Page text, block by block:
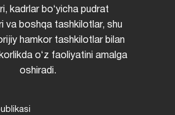
kadrlar boʻyicha pudrat
va boshqa tashkilotlar, shu
hamkor tashkilotlar bilan
oʻz faoliyatini amalga
oshiradi.